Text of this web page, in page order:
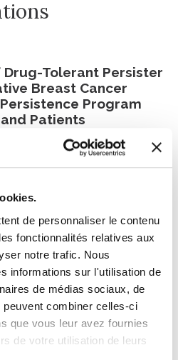
de personnaliser le contenu
fonctionnalités relatives aux
notre trafic. Nous
informations sur l'utilisation de
de médias sociaux, de
combiner celles-ci
que vous leur avez fournies
de votre utilisation de leurs
Tolerant Persister
Breast Cancer
Program
Patients
Chemotherapy and
Identifies New
in Squamous Non-
Patients
predicts